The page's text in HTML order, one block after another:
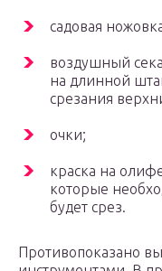
садовая
воздушный
на длинной
срезания
очки;
краска на
которые
будет срез.
Противопоказано